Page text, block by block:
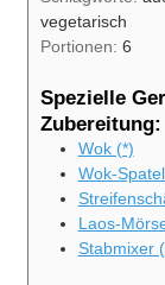
vegetarisch
Portionen: 6
Spezielle
Zubereitung:
Wok (*)
Wok-
Laos-
Stabmixer